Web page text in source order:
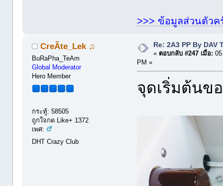
>>> ข้อมูลส่วนตัวค
CreÃte_Lek ♫
BuRaPha_TeAm
Global Moderator
Hero Member
กระทู้: 58505
ถูกใจกด Like+ 1372
เพศ:
DHT Crazy Club
Re: 2A3 PP By DAV
« ตอบกลับ #247 เมื่อ:
PM »
จุดเริ่มต้นข